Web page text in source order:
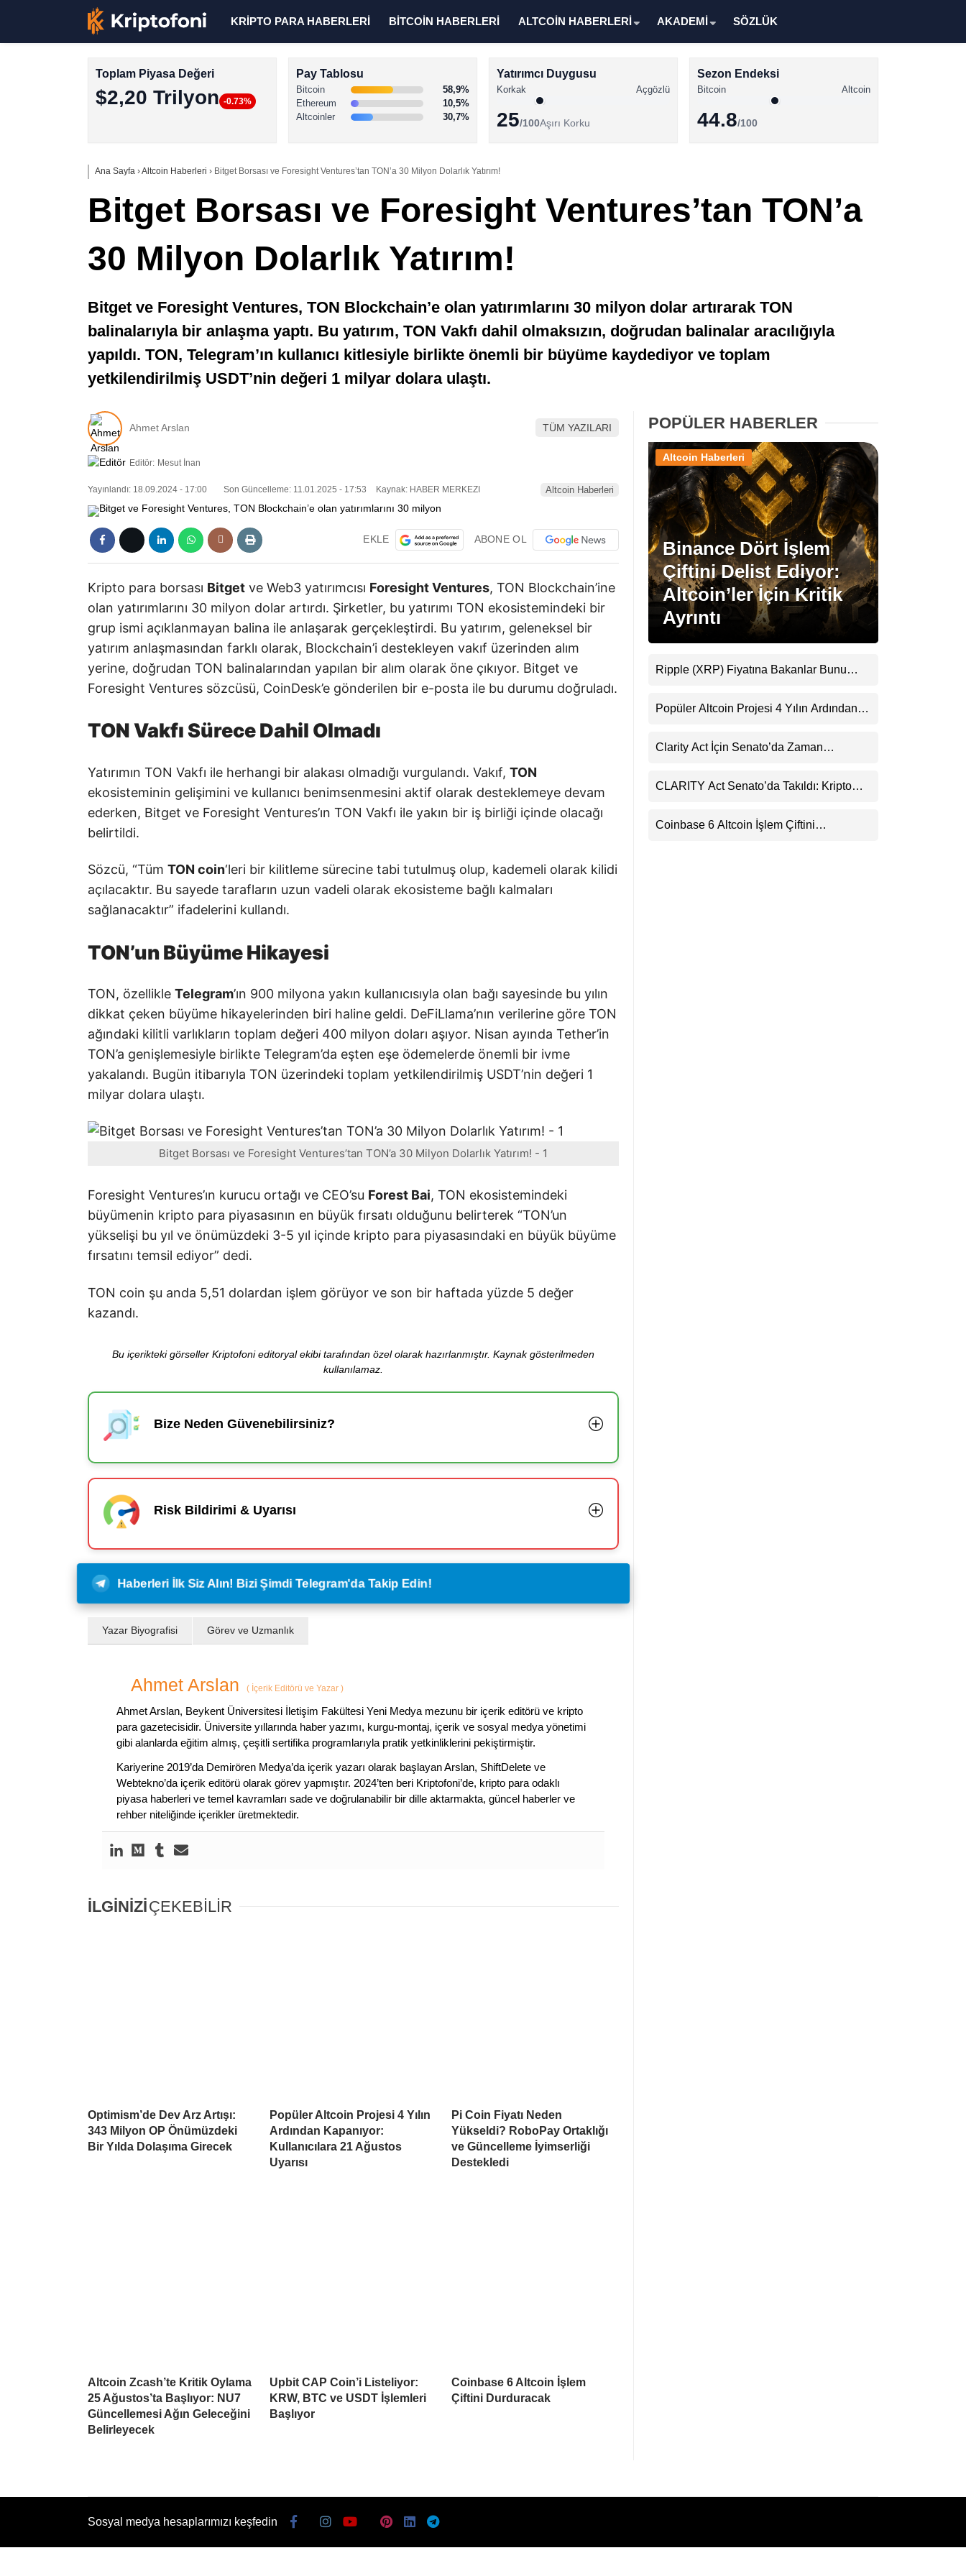
Altcoin Haberleri
Instagram
Youtube
TikTok
Pinterest
KRİPTO PARA HABERLERİ BİTCOİN HABERLERİ ALTCOİN HABERLERİ AKADEMİ SÖZLÜK
Toplam Piyasa Değeri
$2,20 Trilyon -0.73%
Pay Tablosu
Bitcoin
58,9%
Ethereum
10,5%
Altcoinler
30,7%
Yatırımcı Duygusu
Korkak Açgözlü
25/100Aşırı Korku
Sezon Endeksi
Bitcoin Altcoin
44.8/100
Ana Sayfa ›Altcoin Haberleri › Bitget Borsası ve Foresight Ventures’tan TON’a 30 Milyon Dolarlık Yatırım!
Bitget Borsası ve Foresight Ventures’tan TON’a
30 Milyon Dolarlık Yatırım!
Bitget ve Foresight Ventures, TON Blockchain’e olan yatırımlarını 30 milyon dolar artırarak TON
balinalarıyla bir anlaşma yaptı. Bu yatırım, TON Vakfı dahil olmaksızın, doğrudan balinalar aracılığıyla
yapıldı. TON, Telegram’ın kullanıcı kitlesiyle birlikte önemli bir büyüme kaydediyor ve toplam
yetkilendirilmiş USDT’nin değeri 1 milyar dolara ulaştı.
Ahmet Arslan TÜM YAZILARI
Editör: Mesut İnan
Yayınlandı: 18.09.2024 - 17:00 Son Güncelleme: 11.01.2025 - 17:53 Kaynak: HABER MERKEZI Altcoin Haberleri
EKLE ABONE OL
Kripto para borsası Bitget ve Web3 yatırımcısı Foresight Ventures, TON Blockchain’ine
olan yatırımlarını 30 milyon dolar artırdı. Şirketler, bu yatırımı TON ekosistemindeki bir
grup ismi açıklanmayan balina ile anlaşarak gerçekleştirdi. Bu yatırım, geleneksel bir
yatırım anlaşmasından farklı olarak, Blockchain’i destekleyen vakıf üzerinden alım
yerine, doğrudan TON balinalarından yapılan bir alım olarak öne çıkıyor. Bitget ve
Foresight Ventures sözcüsü, CoinDesk’e gönderilen bir e-posta ile bu durumu doğruladı.
TON Vakfı Sürece Dahil Olmadı
Yatırımın TON Vakfı ile herhangi bir alakası olmadığı vurgulandı. Vakıf, TON
ekosisteminin gelişimini ve kullanıcı benimsenmesini aktif olarak desteklemeye devam
ederken, Bitget ve Foresight Ventures’ın TON Vakfı ile yakın bir iş birliği içinde olacağı
belirtildi.
Sözcü, “Tüm TON coin‘leri bir kilitleme sürecine tabi tutulmuş olup, kademeli olarak kilidi
açılacaktır. Bu sayede tarafların uzun vadeli olarak ekosisteme bağlı kalmaları
sağlanacaktır” ifadelerini kullandı.
TON’un Büyüme Hikayesi
TON, özellikle Telegram’ın 900 milyona yakın kullanıcısıyla olan bağı sayesinde bu yılın
dikkat çeken büyüme hikayelerinden biri haline geldi. DeFiLlama’nın verilerine göre TON
ağındaki kilitli varlıkların toplam değeri 400 milyon doları aşıyor. Nisan ayında Tether’in
TON’a genişlemesiyle birlikte Telegram’da eşten eşe ödemelerde önemli bir ivme
yakalandı. Bugün itibarıyla TON üzerindeki toplam yetkilendirilmiş USDT’nin değeri 1
milyar dolara ulaştı.
Bitget Borsası ve Foresight Ventures’tan TON’a 30 Milyon Dolarlık Yatırım! - 1
Foresight Ventures’ın kurucu ortağı ve CEO’su Forest Bai, TON ekosistemindeki
büyümenin kripto para piyasasının en büyük fırsatı olduğunu belirterek “TON’un
yükselişi bu yıl ve önümüzdeki 3-5 yıl içinde kripto para piyasasındaki en büyük büyüme
fırsatını temsil ediyor” dedi.
TON coin şu anda 5,51 dolardan işlem görüyor ve son bir haftada yüzde 5 değer
kazandı.
Bu içerikteki görseller Kriptofoni editoryal ekibi tarafından özel olarak hazırlanmıştır. Kaynak gösterilmeden
kullanılamaz.
Bize Neden Güvenebilirsiniz?
Risk Bildirimi & Uyarısı
Haberleri İlk Siz Alın! Bizi Şimdi Telegram'da Takip Edin!
Yazar Biyografisi Görev ve Uzmanlık
Ahmet Arslan ( İçerik Editörü ve Yazar )
Ahmet Arslan, Beykent Üniversitesi İletişim Fakültesi Yeni Medya mezunu bir içerik editörü ve kripto
para gazetecisidir. Üniversite yıllarında haber yazımı, kurgu-montaj, içerik ve sosyal medya yönetimi
gibi alanlarda eğitim almış, çeşitli sertifika programlarıyla pratik yetkinliklerini pekiştirmiştir.
Kariyerine 2019’da Demirören Medya’da içerik yazarı olarak başlayan Arslan, ShiftDelete ve
Webtekno’da içerik editörü olarak görev yapmıştır. 2024’ten beri Kriptofoni’de, kripto para odaklı
piyasa haberleri ve temel kavramları sade ve doğrulanabilir bir dille aktarmakta, güncel haberler ve
rehber niteliğinde içerikler üretmektedir.
İLGİNİZİÇEKEBİLİR
Optimism’de Dev Arz Artışı:
343 Milyon OP Önümüzdeki
Bir Yılda Dolaşıma Girecek
Popüler Altcoin Projesi 4 Yılın
Ardından Kapanıyor:
Kullanıcılara 21 Ağustos
Uyarısı
Pi Coin Fiyatı Neden
Yükseldi? RoboPay Ortaklığı
ve Güncelleme İyimserliği
Destekledi
Altcoin Zcash’te Kritik Oylama
25 Ağustos’ta Başlıyor: NU7
Güncellemesi Ağın Geleceğini
Belirleyecek
Upbit CAP Coin’i Listeliyor:
KRW, BTC ve USDT İşlemleri
Başlıyor
Coinbase 6 Altcoin İşlem
Çiftini Durduracak
POPÜLER HABERLER
Binance Dört İşlem
Çiftini Delist Ediyor:
Altcoin’ler İçin Kritik
Ayrıntı
Altcoin Haberleri
Ripple (XRP) Fiyatına Bakanlar Bunu
Uyarı
Popüler Altcoin Projesi 4 Yılın Ardından
Uyarısı
Clarity Act İçin Senato’da Zaman
CLARITY Act Senato’da Takıldı: Kripto
Coinbase 6 Altcoin İşlem Çiftini
Sosyal medya hesaplarımızı keşfedin